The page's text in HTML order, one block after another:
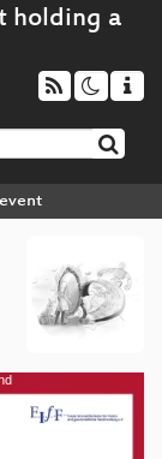
event
11-deu-FIfF-
fiffkon19-11-deu-FIfF-
11-deu-FIfF-